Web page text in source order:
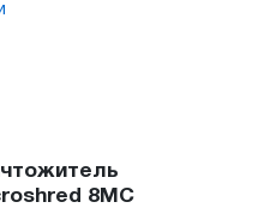
8MC